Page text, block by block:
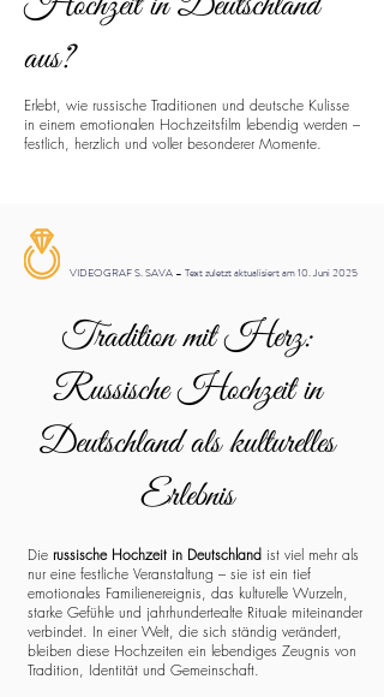
aus?
Erlebt, wie russische Traditionen und deutsche Kulisse
in einem emotionalen Hochzeitsfilm lebendig werden –
festlich, herzlich und voller besonderer Momente.
VIDEOGRAF S. SAVA – Text zuletzt aktualisiert am 10. Juni 2025
Tradition mit Herz:
Russische Hochzeit in
Deutschland als kulturelles
Erlebnis
Die russische Hochzeit in Deutschland ist viel mehr als
nur eine festliche Veranstaltung – sie ist ein tief
emotionales Familienereignis, das kulturelle Wurzeln,
starke Gefühle und jahrhundertealte Rituale miteinander
verbindet. In einer Welt, die sich ständig verändert,
bleiben diese Hochzeiten ein lebendiges Zeugnis von
Tradition, Identität und Gemeinschaft.